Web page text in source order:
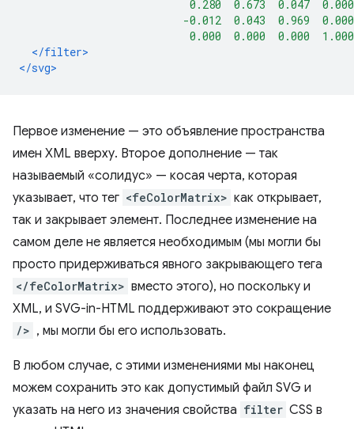
0.280  0.673  0.047  0.000
-0.012  0.043  0.969  0.000
0.000  0.000  0.000  1.000
</filter>
</svg>
Первое изменение — это объявление пространства
имен XML вверху. Второе дополнение — так
называемый «солидус» — косая черта, которая
указывает, что тег <feColorMatrix> как открывает,
так и закрывает элемент. Последнее изменение на
самом деле не является необходимым (мы могли бы
просто придерживаться явного закрывающего тега
</feColorMatrix> вместо этого), но поскольку и
XML, и SVG-in-HTML поддерживают это сокращение
/> , мы могли бы его использовать.
В любом случае, с этими изменениями мы наконец
можем сохранить это как допустимый файл SVG и
указать на него из значения свойства filter CSS в